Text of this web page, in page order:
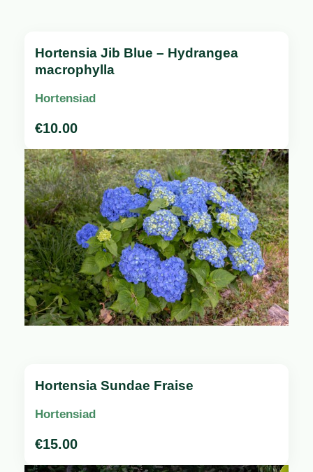
Hortensia Jib Blue – Hydrangea
macrophylla
Hortensiad
€10.00
Hortensia Sundae Fraise
Hortensiad
€15.00